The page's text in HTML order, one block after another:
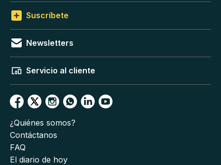
Suscríbete
Newsletters
Servicio al cliente
¿Quiénes somos?
Contáctanos
FAQ
El diario de hoy